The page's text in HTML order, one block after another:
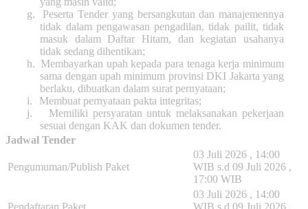
g.
Peserta Tender yang bersangkutan dan manajemennya
tidak dalam pengawasan pengadilan, tidak pailit, tidak
masuk dalam Daftar Hitam, dan kegiatan usahanya
tidak sedang dihentikan;
h. Membayarkan upah kepada para tenaga kerja minimum
sama dengan upah minimum provinsi DKI Jakarta yang
berlaku, dibuatkan dalam surat pernyataan;
i.
Membuat pernyataan pakta integritas;
j.
Memiliki persyaratan untuk melaksanakan pekerjaan
sesuai dengan KAK dan dokumen tender.
Jadwal Tender
Pengumuman/Publish Paket
03 Juli 2026 , 14:00
WIB s.d 09 Juli 2026 ,
17:00 WIB
Pendaftaran Paket
03 Juli 2026 , 14:00
WIB s.d 09 Juli 2026 ,